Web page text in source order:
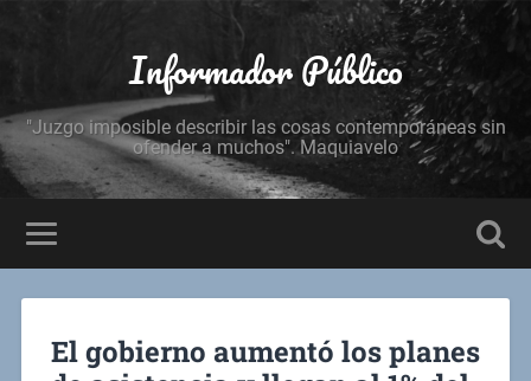
Informador Público
"Juzgo imposible describir las cosas contemporáneas sin
ofender a muchos". Maquiavelo
El gobierno aumentó los planes